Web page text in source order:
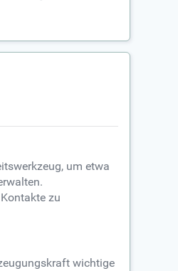
um etwa
zu
wichtige